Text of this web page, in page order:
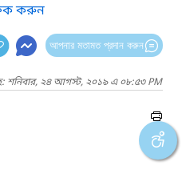
করুন
আপনার মতামত প্রদান করুন
শনিবার, ২৪ আগস্ট, ২০১৯ এ ০৮:৫৩ PM